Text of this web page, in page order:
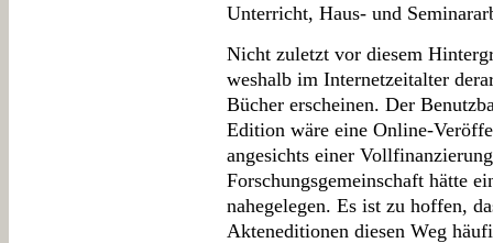
Unterricht, Haus- und
Nicht zuletzt vor diesem
weshalb im Internetzeitalter
Bücher erscheinen. Der
Edition wäre eine Online-
angesichts einer
Forschungsgemeinschaft hätte
nahegelegen. Es ist zu hoffen,
Akteneditionen diesen Weg